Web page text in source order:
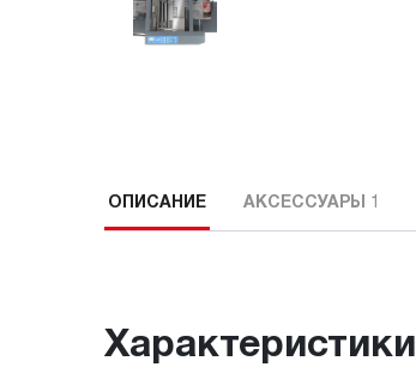
ОПИСАНИЕ АКСЕССУАРЫ
Характеристики